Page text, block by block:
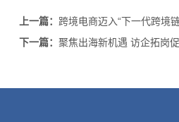
上一篇： 跨境电商迈入“下一代跨境
下一篇： 聚焦出海新机遇 访企拓岗